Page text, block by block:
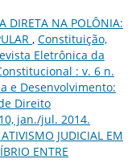
DIRETA NA POLÔNIA:
, Constituição,
Eletrônica da
: v. 6 n.
e Desenvolvimento:
Direito
jan./jul. 2014.
JUDICIAL EM
ENTRE